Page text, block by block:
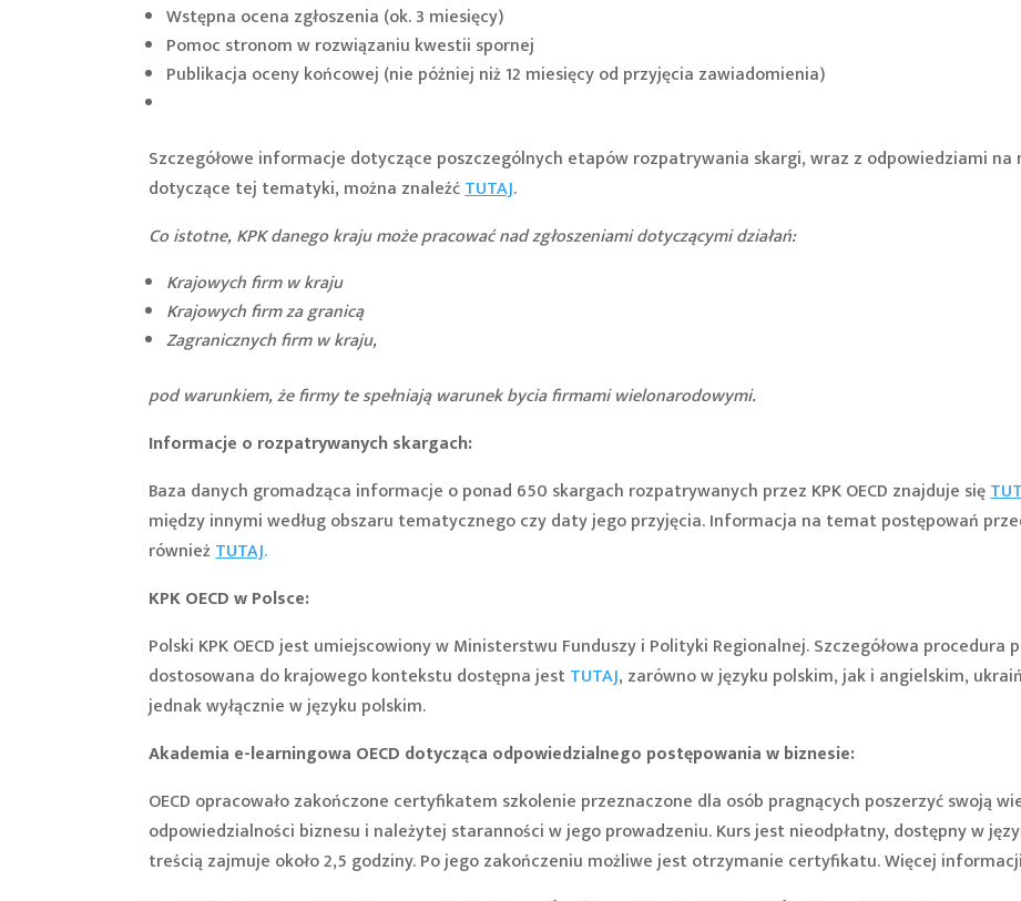
Wstępna ocena zgłoszenia (ok. 3 miesięcy)
Pomoc stronom w rozwiązaniu kwestii spornej
Publikacja oceny końcowej (nie później niż 12 miesięcy od przyjęcia zawiadomienia)
Szczegółowe informacje dotyczące poszczególnych etapów rozpatrywania skargi, wraz z odpowiedziami
dotyczące tej tematyki, można znaleźćTUTAJ.
Co istotne, KPK danego kraju może pracować nad zgłoszeniami dotyczącymi działań:
Krajowych firm w kraju
Krajowych firm za granicą
Zagranicznych firm w kraju,
pod warunkiem, że firmy te spełniają warunek bycia firmami wielonarodowymi.
Informacje o rozpatrywanych skargach:
Baza danych gromadząca informacje o ponad 650 skargach rozpatrywanych przez KPK OECD znajduje się
między innymi według obszaru tematycznego czy daty jego przyjęcia. Informacja na temat postępowań
równieżTUTAJ.
KPK OECD w Polsce:
Polski KPK OECD jest umiejscowiony w Ministerstwu Funduszy i Polityki Regionalnej. Szczegółowa procedura
dostosowana do krajowego kontekstu dostępna jestTUTAJ, zarówno w języku polskim, jak i angielskim,
jednak wyłącznie w języku polskim.
Akademia e-learningowa OECD dotycząca odpowiedzialnego postępowania w biznesie:
OECD opracowało zakończone certyfikatem szkolenie przeznaczone dla osób pragnących poszerzyć swoją
odpowiedzialności biznesu i należytej staranności w jego prowadzeniu. Kurs jest nieodpłatny, dostępny w
treścią zajmuje około 2,5 godziny. Po jego zakończeniu możliwe jest otrzymanie certyfikatu. Więcej